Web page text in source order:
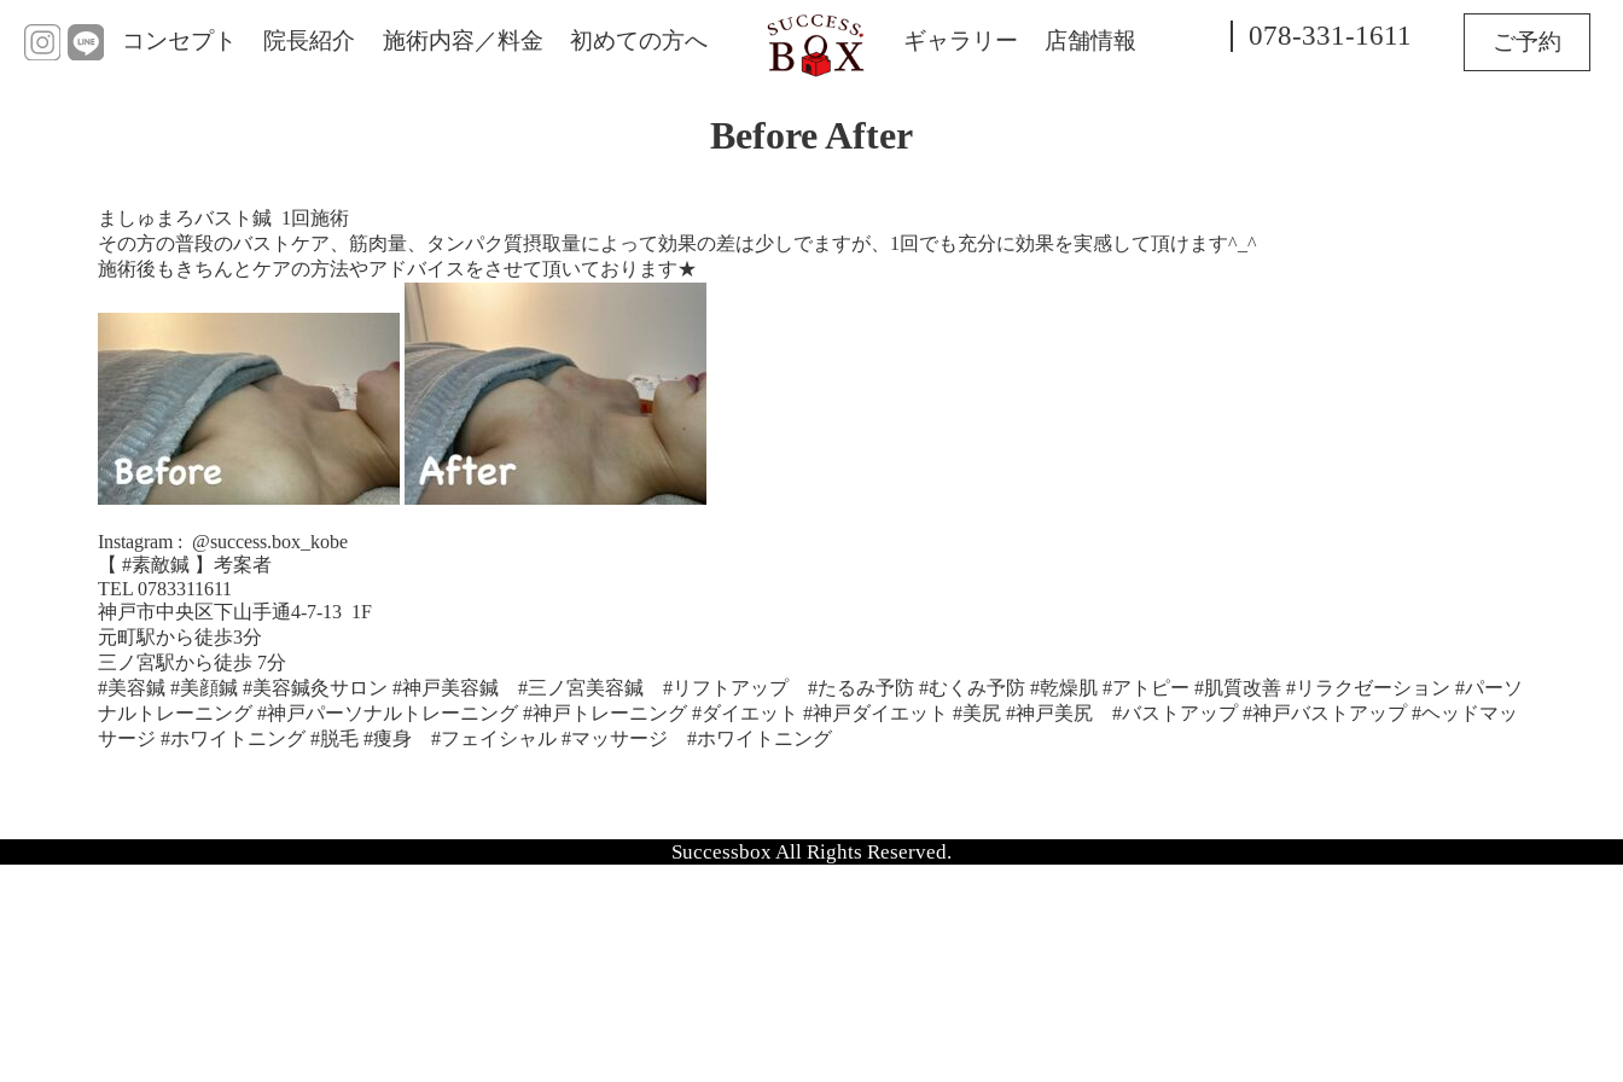
078-331-1611 ご予約
コンセプト 院長紹介 施術内容／料金 初めての方へ ギャラリー 店舗情報
Before After
ましゅまろバスト鍼1回施術
その方の普段のバストケア、筋肉量、タンパク質摂取量によって効果の差は少しでますが、1回でも充分に効果を実感して頂けます^_^
施術後もきちんとケアの方法やアドバイスをさせて頂いております★
Instagram : @success.box_kobe
【 #素敵鍼 】考案者
TEL 0783311611
神戸市中央区下山手通4-7-13 1F
元町駅から徒歩3分
三ノ宮駅から徒歩 7分
#美容鍼 #美顔鍼 #美容鍼灸サロン #神戸美容鍼 #三ノ宮美容鍼 #リフトアップ #たるみ予防 #むくみ予防 #乾燥肌 #アトピー #肌質改善 #リラクゼーション #パーソ
ナルトレーニング #神戸パーソナルトレーニング #神戸トレーニング #ダイエット #神戸ダイエット #美尻 #神戸美尻 #バストアップ #神戸バストアップ #ヘッドマッ
サージ #ホワイトニング #脱毛 #痩身 #フェイシャル #マッサージ #ホワイトニング
Successbox All Rights Reserved.